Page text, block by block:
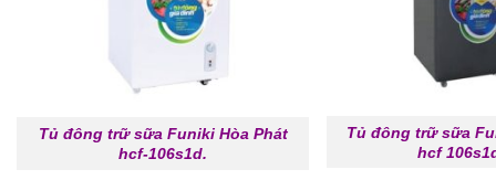
Tủ đông trữ sữa Funiki Hòa Phát
hcf-106s1d.
Tủ đông trữ sữa
hcf